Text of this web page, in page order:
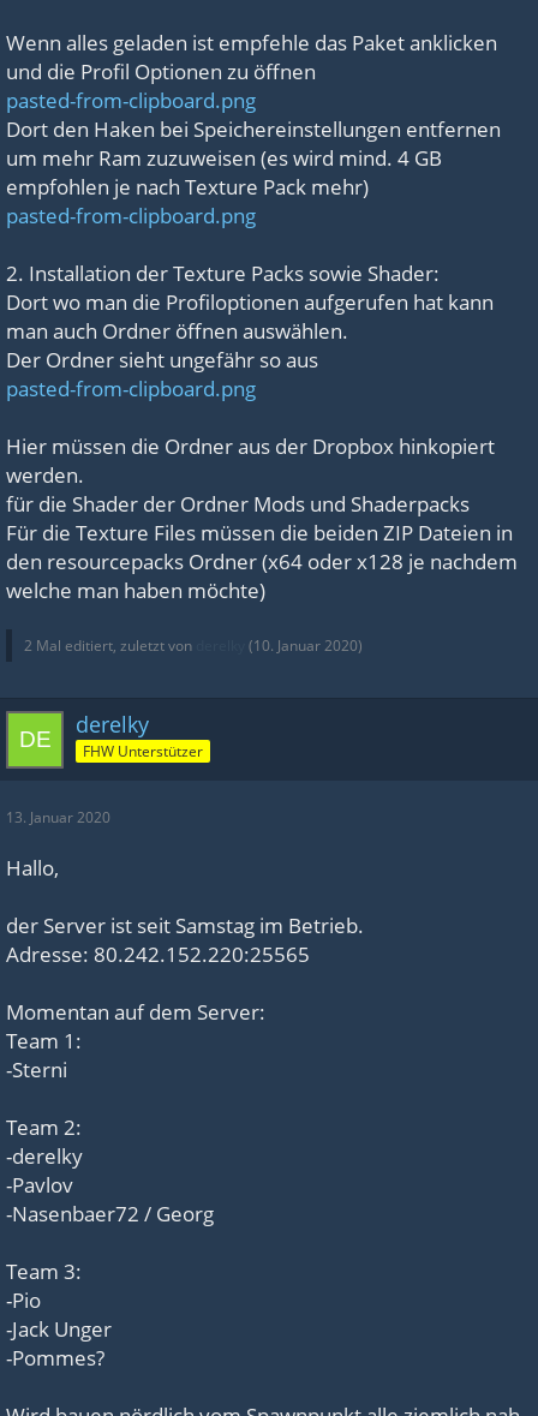
Wenn alles geladen ist empfehle das Paket anklicken
und die Profil Optionen zu öffnen
pasted-from-clipboard.png
Dort den Haken bei Speichereinstellungen entfernen
um mehr Ram zuzuweisen (es wird mind. 4 GB
empfohlen je nach Texture Pack mehr)
pasted-from-clipboard.png
2. Installation der Texture Packs sowie Shader:
Dort wo man die Profiloptionen aufgerufen hat kann
man auch Ordner öffnen auswählen.
Der Ordner sieht ungefähr so aus
pasted-from-clipboard.png
Hier müssen die Ordner aus der Dropbox hinkopiert
werden.
für die Shader der Ordner Mods und Shaderpacks
Für die Texture Files müssen die beiden ZIP Dateien in
den resourcepacks Ordner (x64 oder x128 je nachdem
welche man haben möchte)
2 Mal editiert, zuletzt von (10. Januar 2020)
derelky
FHW Unterstützer
13. Januar 2020
Hallo,
der Server ist seit Samstag im Betrieb.
Adresse: 80.242.152.220:25565
Momentan auf dem Server:
Team 1:
-Sterni
Team 2:
-derelky
-Pavlov
-Nasenbaer72 / Georg
Team 3:
-Pio
-Jack Unger
-Pommes?